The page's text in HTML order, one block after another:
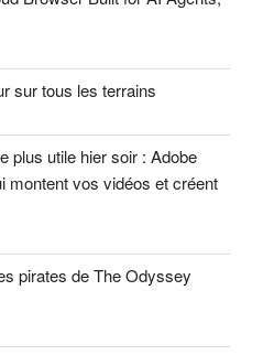
sur tous les terrains
plus utile hier soir : Adobe
montent vos vidéos et créent
pirates de The Odyssey